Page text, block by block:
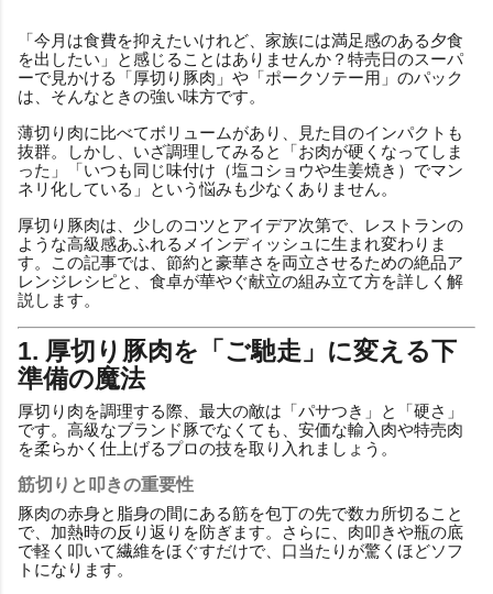
「今月は食費を抑えたいけれど、家族には満足感のある夕食
を出したい」と感じることはありませんか？特売日のスーパ
ーで見かける「厚切り豚肉」や「ポークソテー用」のパック
は、そんなときの強い味方です。
薄切り肉に比べてボリュームがあり、見た目のインパクトも
抜群。しかし、いざ調理してみると「お肉が硬くなってしま
った」「いつも同じ味付け（塩コショウや生姜焼き）でマン
ネリ化している」という悩みも少なくありません。
厚切り豚肉は、少しのコツとアイデア次第で、レストランの
ような高級感あふれるメインディッシュに生まれ変わりま
す。この記事では、節約と豪華さを両立させるための絶品ア
レンジレシピと、食卓が華やぐ献立の組み立て方を詳しく解
説します。
1. 厚切り豚肉を「ご馳走」に変える下
準備の魔法
厚切り肉を調理する際、最大の敵は「パサつき」と「硬さ」
です。高級なブランド豚でなくても、安価な輸入肉や特売肉
を柔らかく仕上げるプロの技を取り入れましょう。
筋切りと叩きの重要性
豚肉の赤身と脂身の間にある筋を包丁の先で数カ所切ること
で、加熱時の反り返りを防ぎます。さらに、肉叩きや瓶の底
で軽く叩いて繊維をほぐすだけで、口当たりが驚くほどソフ
トになります。